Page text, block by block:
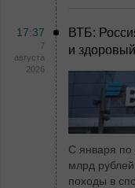
17:37
7
августа
2026
ВТБ:
и
С января по
млрд
походы в